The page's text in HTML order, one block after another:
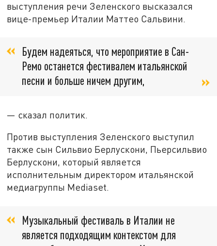
выступления речи Зеленского высказался
вице-премьер Италии Маттео Сальвини.
Будем надеяться, что мероприятие в Сан-
Ремо останется фестивалем итальянской
песни и больше ничем другим,
— сказал политик.
Против выступления Зеленского выступил
также сын Сильвио Берлускони, Пьерсильвио
Берлускони, который является
исполнительным директором итальянской
медиагруппы Mediaset.
Музыкальный фестиваль в Италии не
является подходящим контекстом для